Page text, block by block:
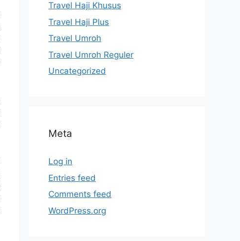
Travel Haji Khusus
Travel Haji Plus
Travel Umroh
Travel Umroh Reguler
Uncategorized
Meta
Log in
Entries feed
Comments feed
WordPress.org